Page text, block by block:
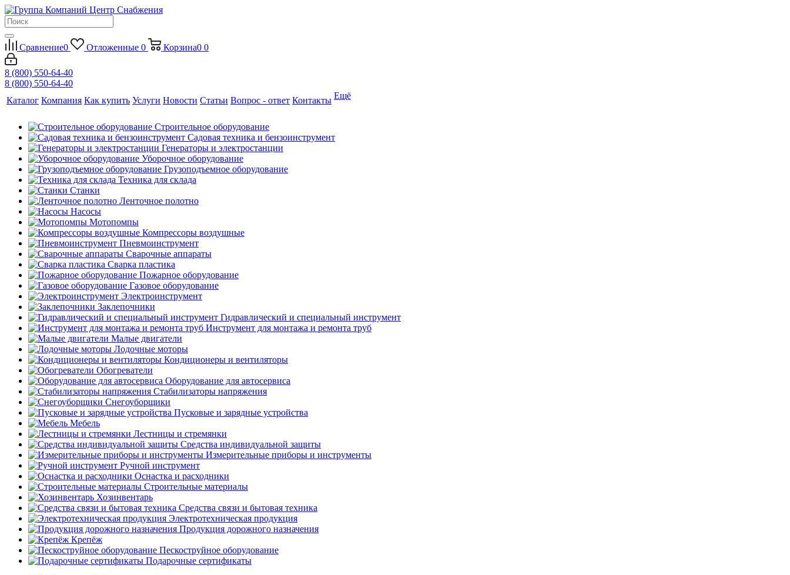
Сравнение0 Отложенные 0 Корзина0 0
8 (800) 550-64-40
8 (800) 550-64-40
Каталог Компания Как купить Услуги Новости Статьи Вопрос - ответ Контакты Ещё
Строительное оборудование
Садовая техника и бензоинструмент
Генераторы и электростанции
Уборочное оборудование
Грузоподъемное оборудование
Техника для склада
Станки
Ленточное полотно
Насосы
Мотопомпы
Компрессоры воздушные
Пневмоинструмент
Сварочные аппараты
Сварка пластика
Пожарное оборудование
Газовое оборудование
Электроинструмент
Заклепочники
Гидравлический и специальный инструмент
Инструмент для монтажа и ремонта труб
Малые двигатели
Лодочные моторы
Кондиционеры и вентиляторы
Обогреватели
Оборудование для автосервиса
Стабилизаторы напряжения
Снегоуборщики
Пусковые и зарядные устройства
Мебель
Лестницы и стремянки
Средства индивидуальной защиты
Измерительные приборы и инструменты
Ручной инструмент
Оснастка и расходники
Строительные материалы
Хозинвентарь
Средства связи и бытовая техника
Электротехническая продукция
Продукция дорожного назначения
Крепёж
Пескоструйное оборудование
Подарочные сертификаты